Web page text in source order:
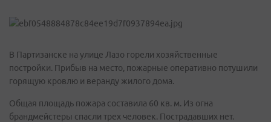
В Партизанске на улице Лазо горели хозяйственные
постройки. Прибыв на место, пожарные оперативно потушили
горящую кровлю и веранду жилого дома.
Общая площадь пожара составила 60 кв. м. Из огна
брандмейстеры спасли трех человек. Пострадавших нет.